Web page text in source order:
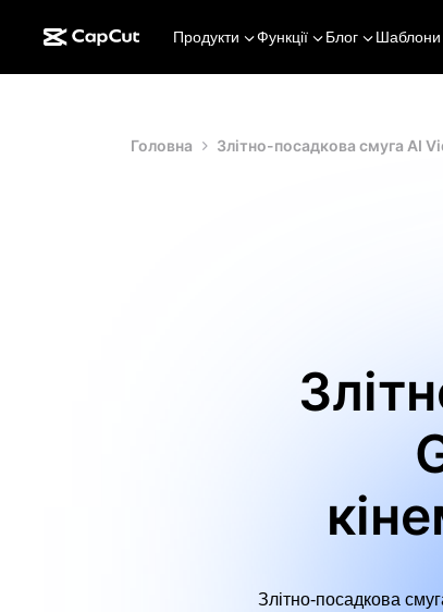
Продукти Функції Блог Шаблони
Головна Злітно-посадкова смуга AI
Злітно-посадкова